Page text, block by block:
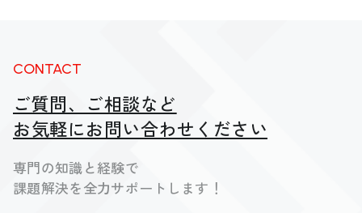
CONTACT
ご質問、ご相談など
お気軽にお問い合わせください
専門の知識と経験で
課題解決を全力サポートします！